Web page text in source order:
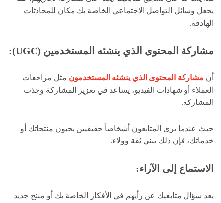
يجعل وسائل التواصل الاجتماعي الخاصة بك مكان للمحادثات
الهادفة.
مشاركة المحتوى الذي ينشئه المستخدمين (UGC):
أن مشاركة المحتوى الذي ينشئه المستخدمون مثل مراجعات
العملاء أو شهادات الفيديو، يساعد في تعزيز المشاركة وجذب
المشاركة.
حيث عندما يرى المتابعون أشخاصاً حقيقيين يحبون منتجاتك أو
خدماتك، فإن ذلك يبني ثقة وولاء.
الاستماع إلى الآراء:
يعد سؤال متابعيك عن رأيهم في الأفكار الخاصة بك أو منتج جديد